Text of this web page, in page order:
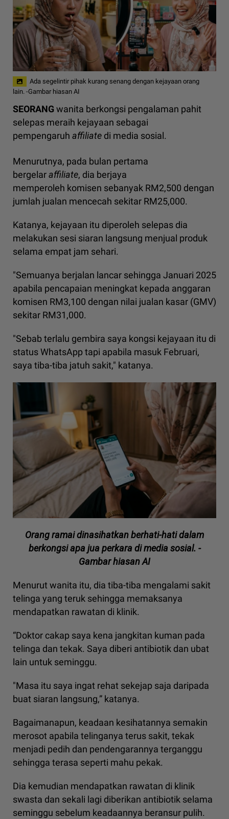
Ada segelintir pihak kurang senang dengan kejayaan orang
lain. -Gambar hiasan AI
SEORANGwanita berkongsi pengalaman pahit
selepas meraih kejayaan sebagai
pempengaruh affiliate di media sosial.
Menurutnya, pada bulan pertama
bergelaraffiliate, dia berjaya
memperoleh komisen sebanyak RM2,500 dengan
jumlah jualan mencecah sekitar RM25,000.
Katanya, kejayaan itu diperoleh selepas dia
melakukan sesi siaran langsung menjual produk
selama empat jam sehari.
"Semuanya berjalan lancar sehingga Januari 2025
apabila pencapaian meningkat kepada anggaran
komisen RM3,100 dengan nilai jualan kasar (GMV)
sekitar RM31,000.
"Sebab terlalu gembira saya kongsi kejayaan itu di
status WhatsApp tapi apabila masuk Februari,
saya tiba-tiba jatuh sakit," katanya.
Orang ramai dinasihatkan berhati-hati dalam
berkongsi apa jua perkara di media sosial. -
Gambar hiasan AI
Menurut wanita itu, dia tiba-tiba mengalami sakit
telinga yang teruk sehingga memaksanya
mendapatkan rawatan di klinik.
“Doktor cakap saya kena jangkitan kuman pada
telinga dan tekak. Saya diberi antibiotik dan ubat
lain untuk seminggu.
"Masa itu saya ingat rehat sekejap saja daripada
buat siaran langsung,” katanya.
Bagaimanapun, keadaan kesihatannya semakin
merosot apabila telinganya terus sakit, tekak
menjadi pedih dan pendengarannya terganggu
sehingga terasa seperti mahu pekak.
Dia kemudian mendapatkan rawatan di klinik
swasta dan sekali lagi diberikan antibiotik selama
seminggu sebelum keadaannya beransur pulih.